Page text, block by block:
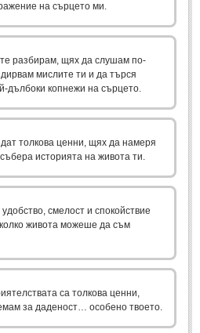
(7)
на сърцето ми.
разбирам, щях да слушам по-
мислите ти и да търся
дълбоки копнежи на сърцето.
толкова ценни, щях да намеря
историята на живота ти.
смелост и спокойствие
живота можеше да съм
са толкова ценни,
за даденост… особено твоето.